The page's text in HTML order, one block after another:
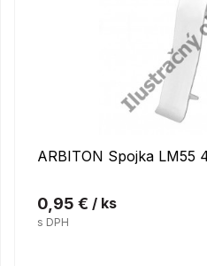
ARBITON Spojka LM55
0,95 € / ks
s DPH